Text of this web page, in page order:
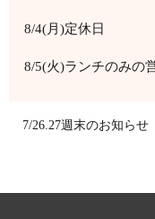
8/4(月)定休日
8/5(火)ランチのみの
7/26.27週末のお知らせ